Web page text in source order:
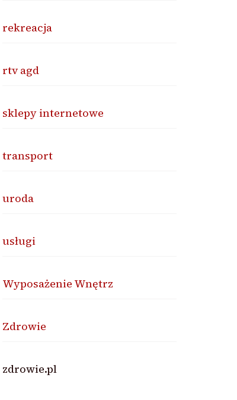
rekreacja
rtv agd
sklepy internetowe
transport
uroda
usługi
Wyposażenie Wnętrz
Zdrowie
zdrowie.pl